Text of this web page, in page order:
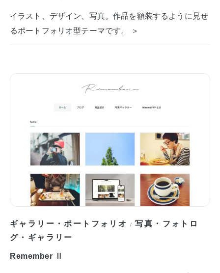
イラスト、デザイン、写真。作品を額装するように見せ
るポートフォリオ型テーマです。 ＞
ギャラリー・ポートフォリオ /写真・フォトロ
グ・ギャラリー
Remember Ⅱ